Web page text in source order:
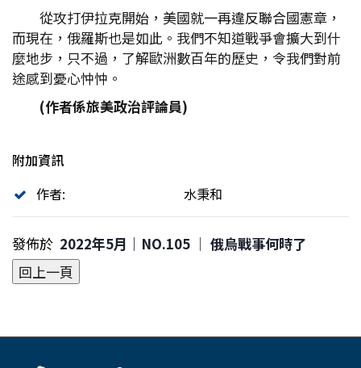
從攻打伊拉克開始，美國就一再違反聯合國憲章，
而現在，俄羅斯也是如此。我們不知道戰爭會擴大到什
麼地步，只不過，了解歐洲數百年的歷史，令我們對前
途感到憂心忡忡。
(作者係旅美政治評論員)
附加資訊
作者:
水秉和
發佈於 2022年5月｜NO.105 │ 俄烏戰事何時了